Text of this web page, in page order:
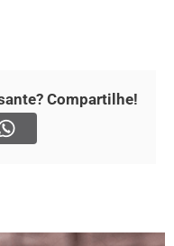
Compartilhe!